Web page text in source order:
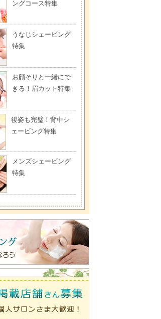
ングコース特集
うなじシェービング
特集
お顔そりと一緒にで
きる！眉カット特集
後姿も完璧！背中シ
ェービング特集
メンズシェービング
特集